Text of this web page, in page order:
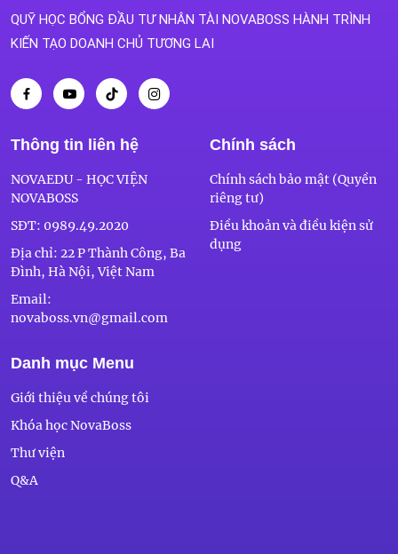
QUỸ HỌC BỔNG ĐẦU TƯ NHÂN TÀI NOVABOSS HÀNH TRÌNH
KIẾN TẠO DOANH CHỦ TƯƠNG LAI
Thông tin liên hệ
NOVAEDU - HỌC VIỆN
NOVABOSS
SĐT: 0989.49.2020
Địa chỉ: 22 P Thành Công, Ba
Đình, Hà Nội, Việt Nam
Email:
novaboss.vn@gmail.com
Chính sách
Chính sách bảo mật (Quyền
riêng tư)
Điều khoản và điều kiện sử
dụng
Danh mục Menu
Giới thiệu về chúng tôi
Khóa học NovaBoss
Thư viện
Q&A